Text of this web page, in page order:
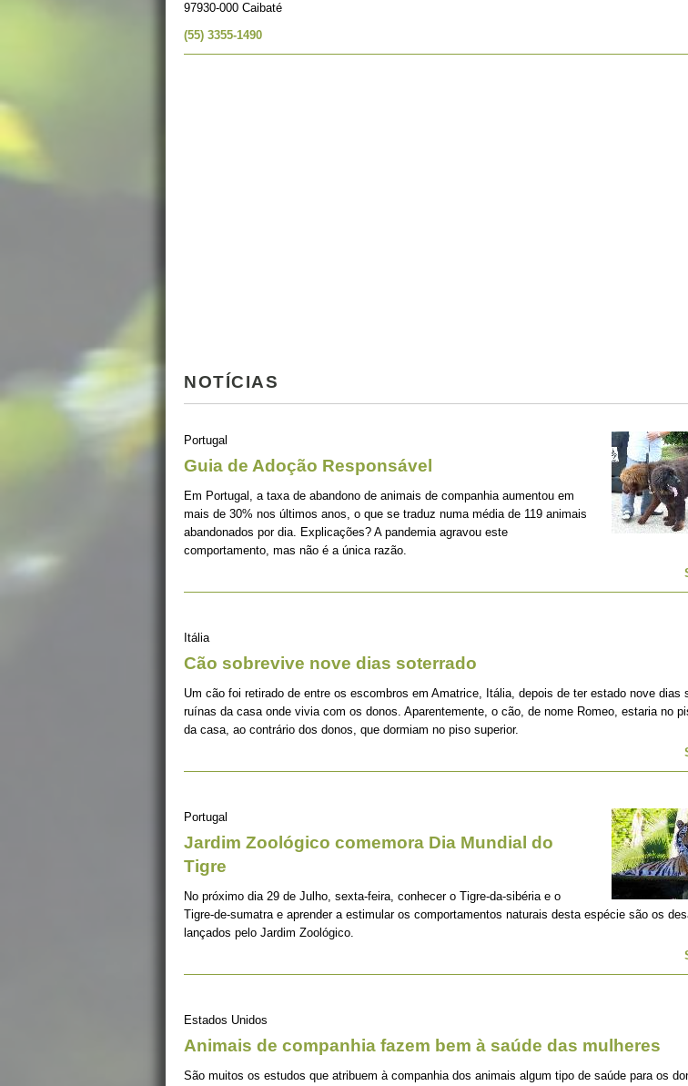
97930-000 Caibaté
(55) 3355-1490
NOTÍCIAS
Portugal
Guia de Adoção Responsável
Em Portugal, a taxa de abandono de animais de companhia aumentou em
mais de 30% nos últimos anos, o que se traduz numa média de 119 animais
abandonados por dia. Explicações? A pandemia agravou este
comportamento, mas não é a única razão.
Itália
Cão sobrevive nove dias soterrado
Um cão foi retirado de entre os escombros em Amatrice, Itália, depois de ter estado nove dias
ruínas da casa onde vivia com os donos. Aparentemente, o cão, de nome Romeo, estaria no
da casa, ao contrário dos donos, que dormiam no piso superior.
Portugal
Jardim Zoológico comemora Dia Mundial do
Tigre
No próximo dia 29 de Julho, sexta-feira, conhecer o Tigre-da-sibéria e o
Tigre-de-sumatra e aprender a estimular os comportamentos naturais desta espécie são os
lançados pelo Jardim Zoológico.
Estados Unidos
Animais de companhia fazem bem à saúde das mulheres
São muitos os estudos que atribuem à companhia dos animais algum tipo de saúde para os